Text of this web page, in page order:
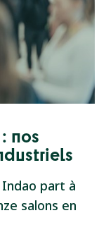
nos
part à
salons en